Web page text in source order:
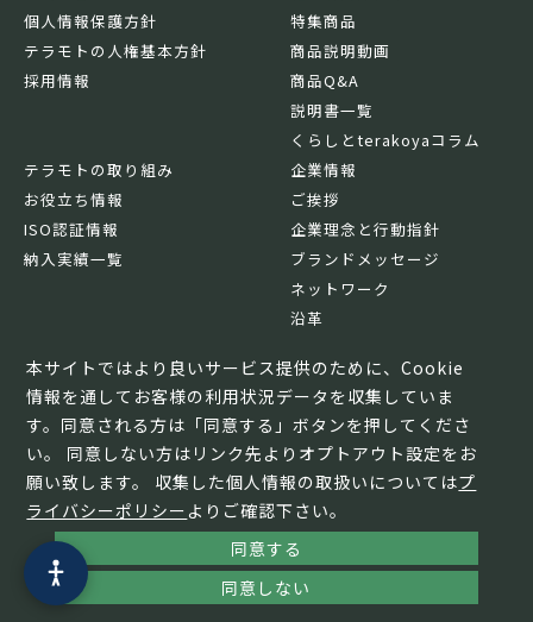
本サイトではより良いサービス提供のために、Cookie
情報を通してお客様の利用状況データを収集していま
す。同意される方は「同意する」ボタンを押してくださ
い。 同意しない方はリンク先よりオプトアウト設定をお
願い致します。 収集した個人情報の取扱いについてはプ
ライバシーポリシー よりご確認下さい。
同意する
同意しない
個人情報保護方針
テラモトの人権基本方針
採用情報
特集商品
商品説明動画
商品Q&A
説明書一覧
くらしとterakoyaコラム
テラモトの取り組み
お役立ち情報
ISO認証情報
納入実績一覧
企業情報
ご挨拶
企業理念と行動指針
ブランドメッセージ
ネットワーク
沿革
© TERAMOTO All Rights Reserved.